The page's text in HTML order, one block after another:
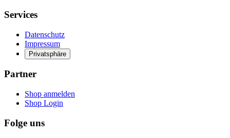
Services
Datenschutz
Impressum
Privatsphäre
Partner
Shop anmelden
Shop Login
Folge uns